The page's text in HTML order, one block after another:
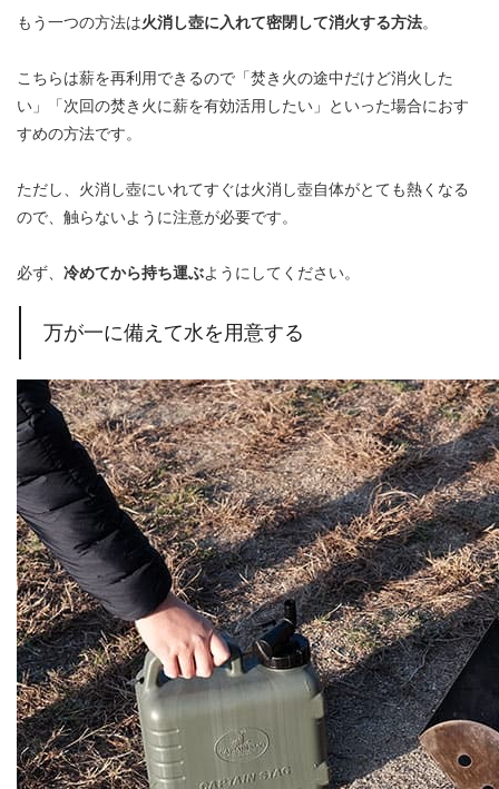
もう一つの方法は火消し壺に入れて密閉して消火する方法。
こちらは薪を再利用できるので「焚き火の途中だけど消火した
い」「次回の焚き火に薪を有効活用したい」といった場合におす
すめの方法です。
ただし、火消し壺にいれてすぐは火消し壺自体がとても熱くなる
ので、触らないように注意が必要です。
必ず、 冷めてから持ち運ぶようにしてください。
万が一に備えて水を用意する